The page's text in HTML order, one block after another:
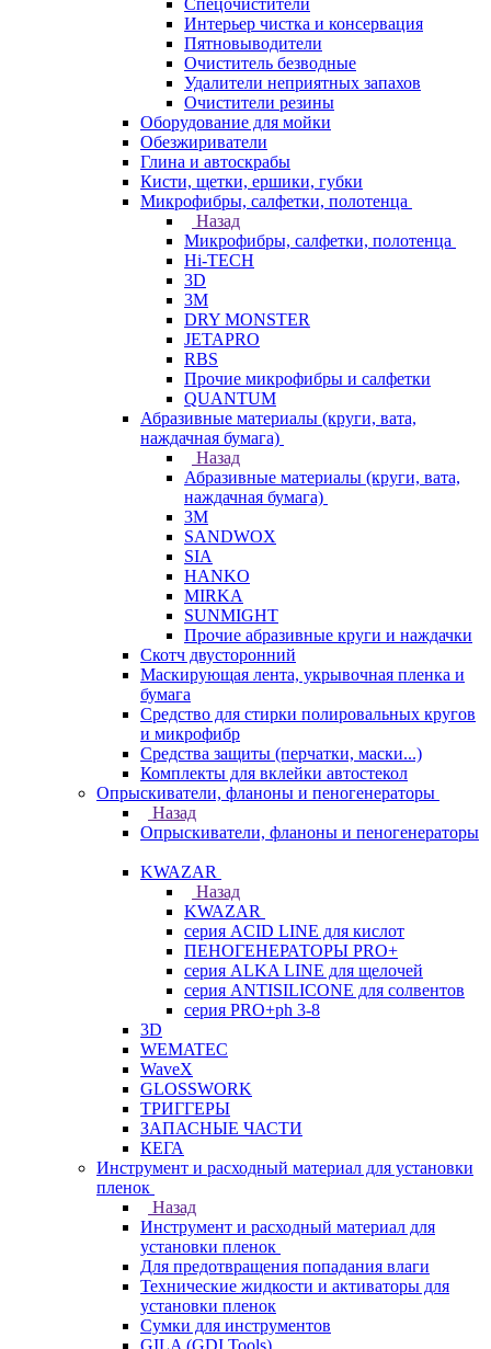
Спецочистители
Интерьер чистка и консервация
Пятновыводители
Очиститель безводные
Удалители неприятных запахов
Очистители резины
Оборудование для мойки
Обезжириватели
Глина и автоскрабы
Кисти, щетки, ершики, губки
Микрофибры, салфетки, полотенца
Назад
Микрофибры, салфетки, полотенца
Hi-TECH
3D
3М
DRY MONSTER
JETAPRO
RBS
Прочие микрофибры и салфетки
QUANTUM
Абразивные материалы (круги, вата,
наждачная бумага)
Назад
Абразивные материалы (круги, вата,
наждачная бумага)
3М
SANDWOX
SIA
HANKO
MIRKA
SUNMIGHT
Прочие абразивные круги и наждачки
Скотч двусторонний
Маскирующая лента, укрывочная пленка и
бумага
Средство для стирки полировальных кругов
и микрофибр
Средства защиты (перчатки, маски...)
Комплекты для вклейки автостекол
Опрыскиватели, фланоны и пеногенераторы
Назад
Опрыскиватели, фланоны и пеногенераторы
KWAZAR
Назад
KWAZAR
серия ACID LINE для кислот
ПЕНОГЕНЕРАТОРЫ PRO+
серия ALKA LINE для щелочей
серия ANTISILICONE для солвентов
серия PRO+ph 3-8
3D
WEMATEC
WaveX
GLOSSWORK
ТРИГГЕРЫ
ЗАПАСНЫЕ ЧАСТИ
КЕГА
Инструмент и расходный материал для установки
пленок
Назад
Инструмент и расходный материал для
установки пленок
Для предотвращения попадания влаги
Технические жидкости и активаторы для
установки пленок
Сумки для инструментов
GILA (GDI Tools)